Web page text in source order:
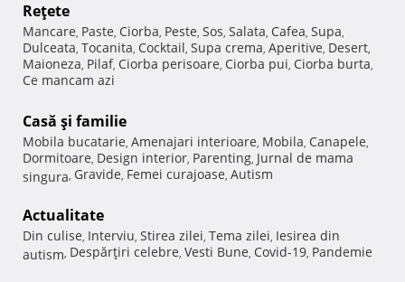
Reţete
Mancare, Paste, Ciorba, Peste, Sos, Salata, Cafea, Supa,
Dulceata, Tocanita, Cocktail, Supa crema, Aperitive, Desert,
Maioneza, Pilaf, Ciorba perisoare, Ciorba pui, Ciorba burta,
Ce mancam azi
Casă şi familie
Mobila bucatarie, Amenajari interioare, Mobila, Canapele,
Dormitoare, Design interior, Parenting, Jurnal de mama
singura, Gravide, Femei curajoase, Autism
Actualitate
Din culise, Interviu, Stirea zilei, Tema zilei, Iesirea din
autism, Despărţiri celebre, Vesti Bune, Covid-19, Pandemie